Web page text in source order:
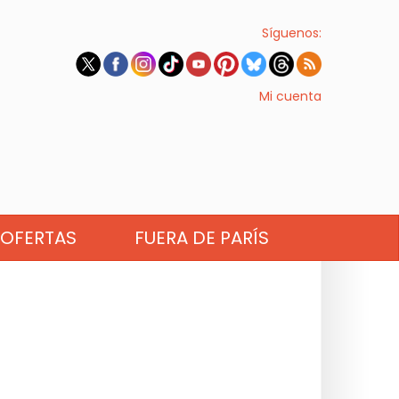
Síguenos:
Mi cuenta
OFERTAS FUERA DE PARÍS